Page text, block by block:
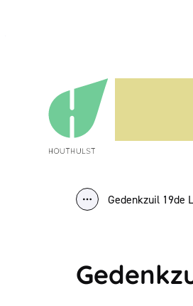
Houthulst
Toon alle
Gedenkzuil 19de